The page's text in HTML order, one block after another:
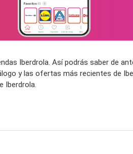
Iberdrola. Así podrás saber de
y las ofertas más recientes de
Iberdrola.